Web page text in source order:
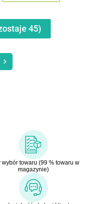
45)
wybór towaru (99 % towaru w
magazynie)